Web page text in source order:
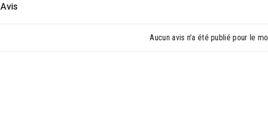
Avis
Aucun avis n'a été publié pour le